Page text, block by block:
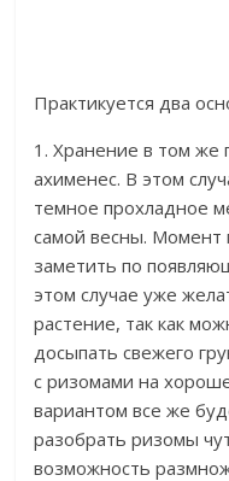
Практикуется два
1. Хранение в том же
ахименес. В этом
темное прохладное
самой весны.
заметить по
этом случае уже
растение, так как
досыпать свежего
с ризомами на
вариантом все же
разобрать ризомы
возможность